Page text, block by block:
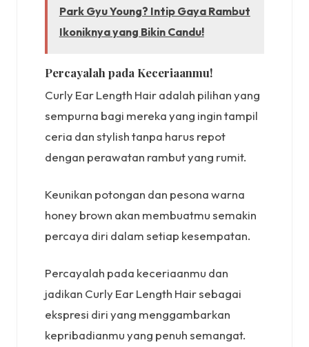
Park Gyu Young? Intip Gaya Rambut
Ikoniknya yang Bikin Candu!
Percayalah pada Keceriaanmu!
Curly Ear Length Hair adalah pilihan yang
sempurna bagi mereka yang ingin tampil
ceria dan stylish tanpa harus repot
dengan perawatan rambut yang rumit.
Keunikan potongan dan pesona warna
honey brown akan membuatmu semakin
percaya diri dalam setiap kesempatan.
Percayalah pada keceriaanmu dan
jadikan Curly Ear Length Hair sebagai
ekspresi diri yang menggambarkan
kepribadianmu yang penuh semangat.